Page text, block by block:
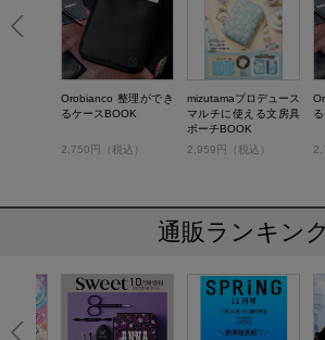
Orobianco 整理ができ
るケースBOOK
2,750円（税込）
mizutamaプロデュース
マルチに使える文房具
ポーチBOOK
2,959円（税込）
通販ランキン